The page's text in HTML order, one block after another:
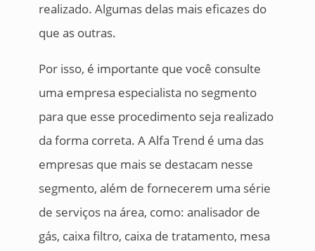
realizado. Algumas delas mais eficazes do
que as outras.
Por isso, é importante que você consulte
uma empresa especialista no segmento
para que esse procedimento seja realizado
da forma correta. A Alfa Trend é uma das
empresas que mais se destacam nesse
segmento, além de fornecerem uma série
de serviços na área, como: analisador de
gás, caixa filtro, caixa de tratamento, mesa